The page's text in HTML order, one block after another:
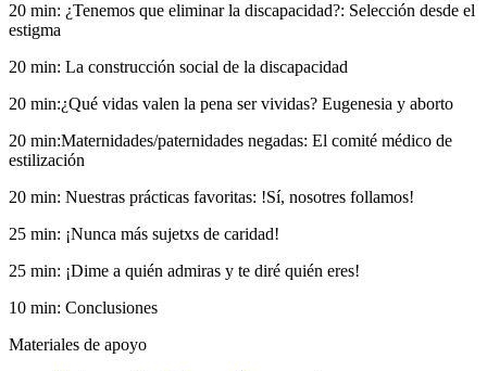
20 min: ¿Tenemos que eliminar la discapacidad?: Selección desde el
estigma
20 min: La construcción social de la discapacidad
20 min:¿Qué vidas valen la pena ser vividas? Eugenesia y aborto
20 min:Maternidades/paternidades negadas: El comité médico de
estilización
20 min: Nuestras prácticas favoritas: !Sí, nosotres follamos!
25 min: ¡Nunca más sujetxs de caridad!
25 min: ¡Dime a quién admiras y te diré quién eres!
10 min: Conclusiones
Materiales de apoyo